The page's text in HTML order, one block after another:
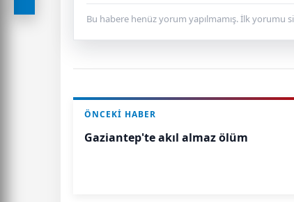
Bu habere henüz yorum yapılmamış. İlk yorumu
ÖNCEKI HABER
Gaziantep'te akıl almaz ölüm